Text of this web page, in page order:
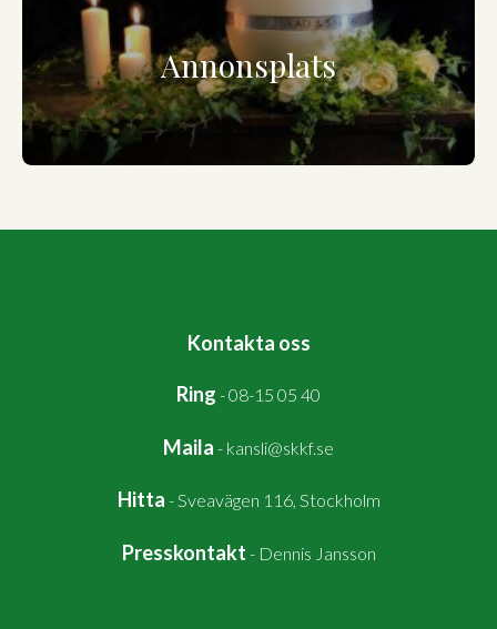
Annonsplats
Kontakta oss
Ring -08-15 05 40
Maila - kansli@skkf.se
Hitta -Sveavägen 116, Stockholm
Presskontakt - Dennis Jansson